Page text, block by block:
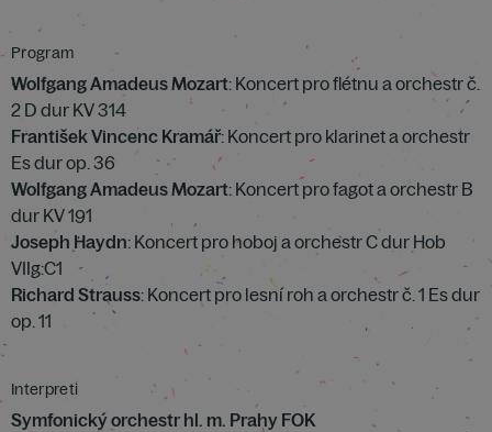
Program
Wolfgang Amadeus Mozart: Koncert pro flétnu a orchestr č.
2 D dur KV 314
František Vincenc Kramář: Koncert pro klarinet a orchestr
Es dur op. 36
Wolfgang Amadeus Mozart: Koncert pro fagot a orchestr B
dur KV 191
Joseph Haydn: Koncert pro hoboj a orchestr C dur Hob
VIIg:C1
Richard Strauss: Koncert pro lesní roh a orchestr č. 1 Es dur
op. 11
Interpreti
Symfonický orchestr hl. m. Prahy FOK